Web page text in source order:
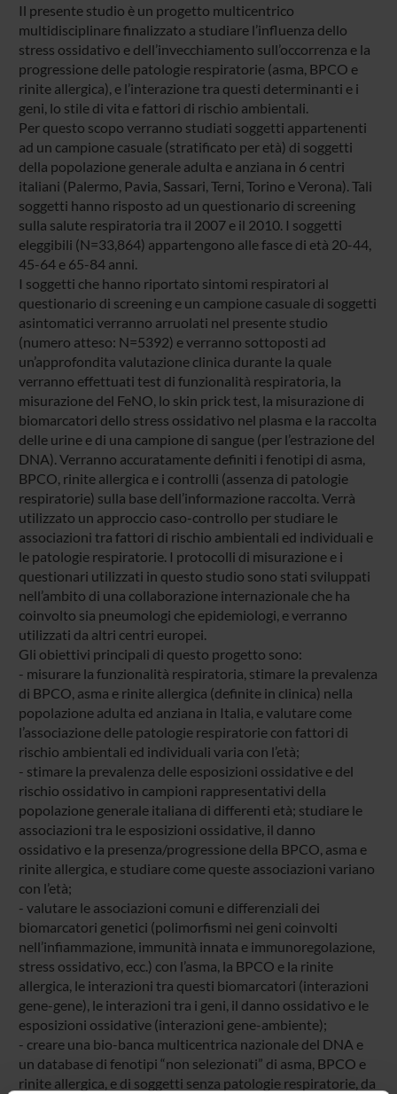
Il presente studio è un progetto multicentrico
multidisciplinare finalizzato a studiare l’influenza dello
stress ossidativo e dell’invecchiamento sull’occorrenza e la
progressione delle patologie respiratorie (asma, BPCO e
rinite allergica), e l’interazione tra questi determinanti e i
geni, lo stile di vita e fattori di rischio ambientali.
Per questo scopo verranno studiati soggetti appartenenti
ad un campione casuale (stratificato per età) di soggetti
della popolazione generale adulta e anziana in 6 centri
italiani (Palermo, Pavia, Sassari, Terni, Torino e Verona). Tali
soggetti hanno risposto ad un questionario di screening
sulla salute respiratoria tra il 2007 e il 2010. I soggetti
eleggibili (N=33,864) appartengono alle fasce di età 20-44,
45-64 e 65-84 anni.
I soggetti che hanno riportato sintomi respiratori al
questionario di screening e un campione casuale di soggetti
asintomatici verranno arruolati nel presente studio
(numero atteso: N=5392) e verranno sottoposti ad
un’approfondita valutazione clinica durante la quale
verranno effettuati test di funzionalità respiratoria, la
misurazione del FeNO, lo skin prick test, la misurazione di
biomarcatori dello stress ossidativo nel plasma e la raccolta
delle urine e di una campione di sangue (per l’estrazione del
DNA). Verranno accuratamente definiti i fenotipi di asma,
BPCO, rinite allergica e i controlli (assenza di patologie
respiratorie) sulla base dell’informazione raccolta. Verrà
utilizzato un approccio caso-controllo per studiare le
associazioni tra fattori di rischio ambientali ed individuali e
le patologie respiratorie. I protocolli di misurazione e i
questionari utilizzati in questo studio sono stati sviluppati
nell’ambito di una collaborazione internazionale che ha
coinvolto sia pneumologi che epidemiologi, e verranno
utilizzati da altri centri europei.
Gli obiettivi principali di questo progetto sono:
- misurare la funzionalità respiratoria, stimare la prevalenza
di BPCO, asma e rinite allergica (definite in clinica) nella
popolazione adulta ed anziana in Italia, e valutare come
l’associazione delle patologie respiratorie con fattori di
rischio ambientali ed individuali varia con l’età;
- stimare la prevalenza delle esposizioni ossidative e del
rischio ossidativo in campioni rappresentativi della
popolazione generale italiana di differenti età; studiare le
associazioni tra le esposizioni ossidative, il danno
ossidativo e la presenza/progressione della BPCO, asma e
rinite allergica, e studiare come queste associazioni variano
con l’età;
- valutare le associazioni comuni e differenziali dei
biomarcatori genetici (polimorfismi nei geni coinvolti
nell’infiammazione, immunità innata e immunoregolazione,
stress ossidativo, ecc.) con l’asma, la BPCO e la rinite
allergica, le interazioni tra questi biomarcatori (interazioni
gene-gene), le interazioni tra i geni, il danno ossidativo e le
esposizioni ossidative (interazioni gene-ambiente);
- creare una bio-banca multicentrica nazionale del DNA e
un database di fenotipi “non selezionati” di asma, BPCO e
rinite allergica, e di soggetti senza patologie respiratorie, da